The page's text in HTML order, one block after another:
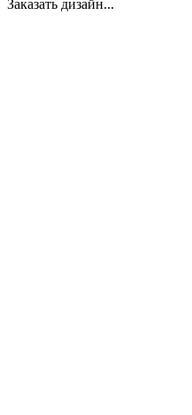
Заказать дизайн...